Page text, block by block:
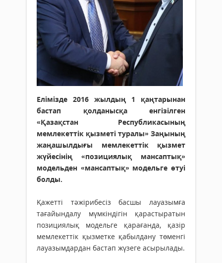
Елімізде 2016 жылдың 1 қаңтарынан
бастап қолданысқа енгізілген
«Қазақстан Республикасының
мемлекеттік қызметі туралы» Заңының
жаңашылдығы мемлекеттік қызмет
жүйесінің «позициялық мансаптық»
модельден «мансаптық» модельге өтуі
болды.
Қажетті тәжірибесіз басшы лауазымға
тағайындалу мүмкіндігін қарастыратын
позициялық модельге қарағанда, қазір
мемлекеттік қызметке қабылдану төменгі
лауазымдардан бастап жүзеге асырылады.